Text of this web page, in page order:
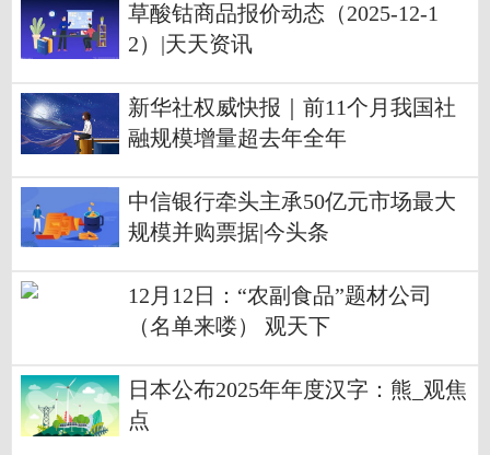
草酸钴商品报价动态（2025-12-1
2）|天天资讯
新华社权威快报｜前11个月我国社
融规模增量超去年全年
中信银行牵头主承50亿元市场最大
规模并购票据|今头条
12月12日：“农副食品”题材公司
（名单来喽） 观天下
日本公布2025年年度汉字：熊_观焦
点